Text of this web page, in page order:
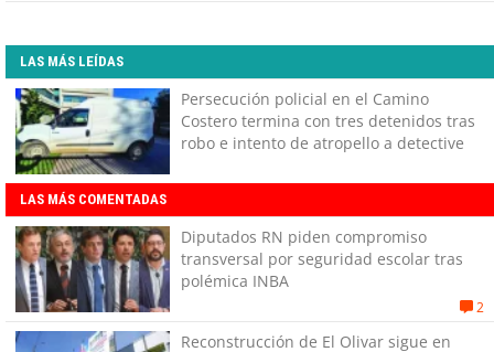
LAS MÁS LEÍDAS
Persecución policial en el Camino
Costero termina con tres detenidos tras
robo e intento de atropello a detective
LAS MÁS COMENTADAS
Diputados RN piden compromiso
transversal por seguridad escolar tras
polémica INBA
2
Reconstrucción de El Olivar sigue en